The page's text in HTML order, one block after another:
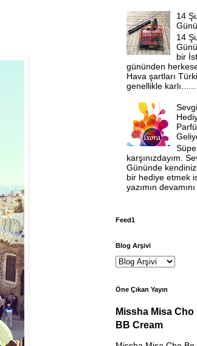
14
14
bir
gününden
Hava şartları
genellikle karlı......
karşınızdayım.
Gününde
bir hediye etmek
yazımın devamını
Feed1
Blog Arşivi
Öne Çıkan Yayın
Missha Misa Cho
BB Cream